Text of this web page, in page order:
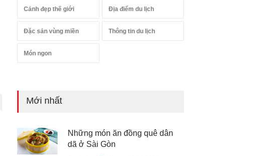
Cảnh đẹp thế giới Địa điểm du lịch
Đặc sản vùng miền Thông tin du lịch
Món ngon
Mới nhất
Những món ăn đồng quê dân
dã ở Sài Gòn